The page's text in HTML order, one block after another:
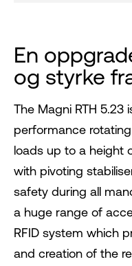
En
og styrke
The Magni RTH
performance
loads up to a height
with pivoting
safety during all
a huge range of
RFID system which
and creation of the